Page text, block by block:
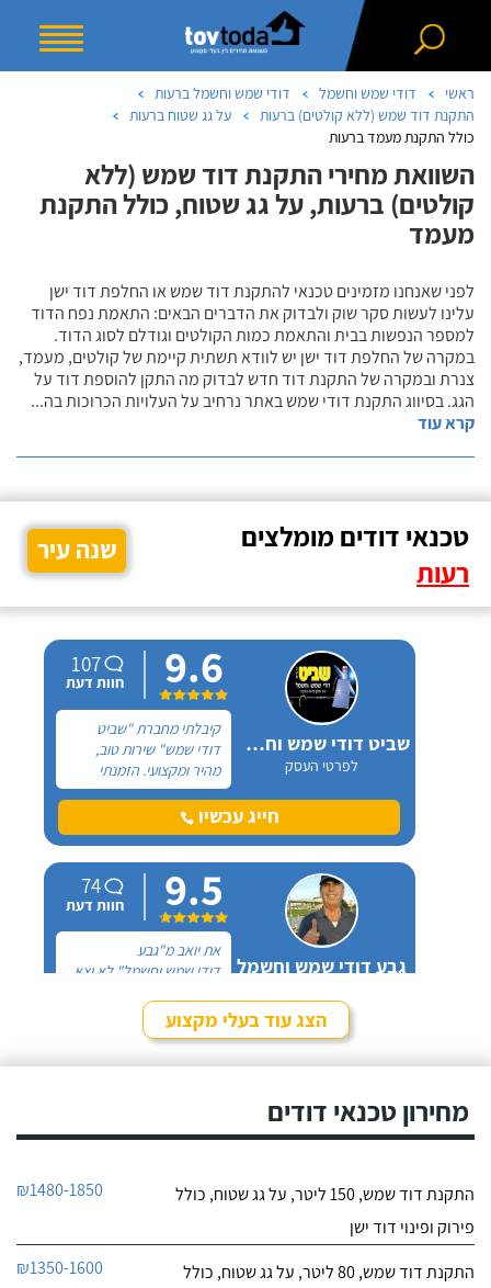
ראשי דודי שמש וחשמל
דודי שמש וחשמל ברעות
התקנת דוד שמש (ללא קולטים) ברעות
על גג שטוח ברעות
כולל התקנת מעמד ברעות
השוואת מחירי התקנת דוד שמש (ללא
קולטים) ברעות, על גג שטוח, כולל התקנת
מעמד
לפני שאנחנו מזמינים טכנאי להתקנת דוד שמש או החלפת דוד ישן
עלינו לעשות סקר שוק ולבדוק את הדברים הבאים: התאמת נפח הדוד
למספר הנפשות בבית והתאמת כמות הקולטים וגודלם לסוג הדוד.
במקרה של החלפת דוד ישן יש לוודא תשתית קיימת של קולטים, מעמד,
צנרת ובמקרה של התקנת דוד חדש לבדוק מה התקן להוספת דוד על
הגג. בסיווג התקנת דודי שמש באתר נרחיב על העלויות הכרוכות בה...
קרא עוד
טכנאי דודים מומלצים
רעות
שנה עיר
שביט דודי שמש וחשמל בע"מ
לפרטי העסק
9.6
107
חוות דעת
קיבלתי מחברת "שביט
דודי שמש" שירות טוב,
מהיר ומקצועי. הזמנתי
אותם לא מזמן, כשהתפוצץ
לי הדוד שמש של הדירה.חייג עכשיו
גבע דודי שמש וחשמל
9.5
74
חוות דעת
את יואב מ"גבע
דודי שמש וחשמל" לא יצא
כל ההתקשרות איתו הייתה
דרך הטלפון. מדובר בדודחייג עכשיו
כרומגן דודי שמש
לפרטי העסק
מהשירות של חברת "טל
קולט, יצרתי קשר טלפונית
חייג עכשיו
הצג עוד בעלי מקצוע
מחירון טכנאי דודים
התקנת דוד שמש, 150 ליטר, על גג שטוח, כולל
פירוק ופינוי דוד ישן
₪1480-1850
התקנת דוד שמש, 80 ליטר, על גג שטוח, כולל
₪1350-1600